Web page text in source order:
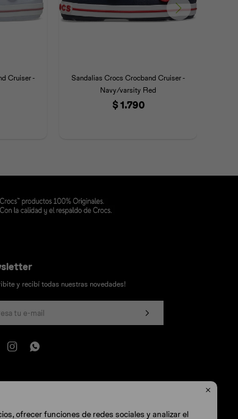

ofrecer funciones de redes sociales y analizar el
Cruiser -
Sandalias Crocs Crocband Cruiser -
Navy/varsity Red
$1.790
y recibí todas nuestras novedades!
 